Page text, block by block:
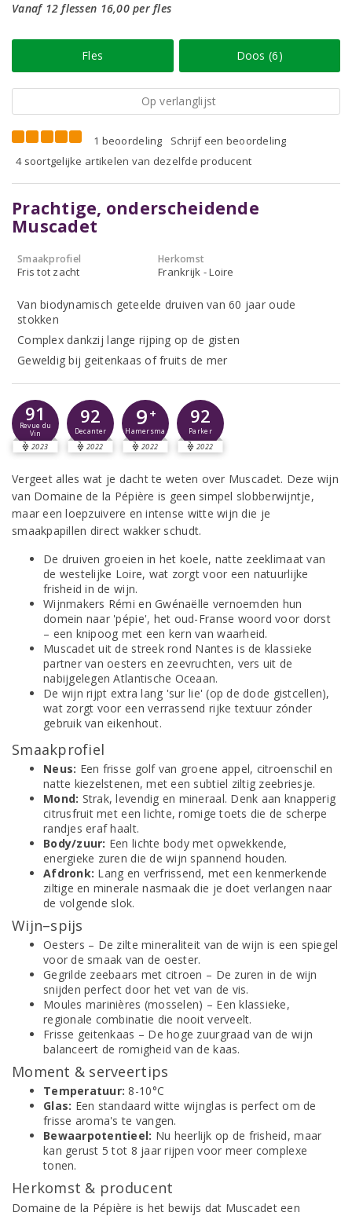
Vanaf 12 flessen 16,00 per fles
Fles Doos (6)
Op verlanglijst
1 beoordeling
Schrijf een beoordeling
4 soortgelijke artikelen van dezelfde producent
Prachtige, onderscheidende
Muscadet
Smaakprofiel
Fris tot zacht
Herkomst
Frankrijk - Loire
Van biodynamisch geteelde druiven van 60 jaar oude
stokken
Complex dankzij lange rijping op de gisten
Geweldig bij geitenkaas of fruits de mer
91
Revue du
Vin
2023
92
Decanter
2022
9 +
Hamersma
2022
92
Parker
2022
Vergeet alles wat je dacht te weten over Muscadet. Deze wijn
van Domaine de la Pépière is geen simpel slobberwijntje,
maar een loepzuivere en intense witte wijn die je
smaakpapillen direct wakker schudt.
De druiven groeien in het koele, natte zeeklimaat van
de westelijke Loire, wat zorgt voor een natuurlijke
frisheid in de wijn.
Wijnmakers Rémi en Gwénaëlle vernoemden hun
domein naar 'pépie', het oud-Franse woord voor dorst
– een knipoog met een kern van waarheid.
Muscadet uit de streek rond Nantes is de klassieke
partner van oesters en zeevruchten, vers uit de
nabijgelegen Atlantische Oceaan.
De wijn rijpt extra lang 'sur lie' (op de dode gistcellen),
wat zorgt voor een verrassend rijke textuur zónder
gebruik van eikenhout.
Smaakprofiel
Neus: Een frisse golf van groene appel, citroenschil en
natte kiezelstenen, met een subtiel ziltig zeebriesje.
Mond: Strak, levendig en mineraal. Denk aan knapperig
citrusfruit met een lichte, romige toets die de scherpe
randjes eraf haalt.
Body/zuur: Een lichte body met opwekkende,
energieke zuren die de wijn spannend houden.
Afdronk: Lang en verfrissend, met een kenmerkende
ziltige en minerale nasmaak die je doet verlangen naar
de volgende slok.
Wijn–spijs
Oesters – De zilte mineraliteit van de wijn is een spiegel
voor de smaak van de oester.
Gegrilde zeebaars met citroen – De zuren in de wijn
snijden perfect door het vet van de vis.
Moules marinières (mosselen) – Een klassieke,
regionale combinatie die nooit verveelt.
Frisse geitenkaas – De hoge zuurgraad van de wijn
balanceert de romigheid van de kaas.
Moment & serveertips
Temperatuur: 8-10°C
Glas: Een standaard witte wijnglas is perfect om de
frisse aroma's te vangen.
Bewaarpotentieel: Nu heerlijk op de frisheid, maar
kan gerust 5 tot 8 jaar rijpen voor meer complexe
tonen.
Herkomst & producent
Domaine de la Pépière is het bewijs dat Muscadet een